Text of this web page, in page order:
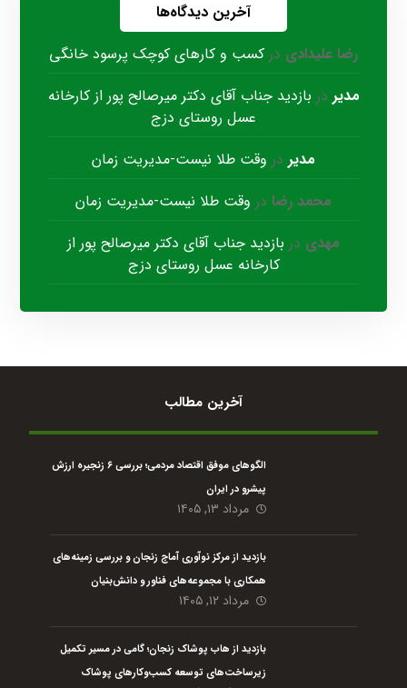
آخرین دیدگاه‌ها
رضا علیدادی در کسب و کارهای کوچک پرسود خانگی
مدیر در بازدید جناب آقای دکتر میرصالح پور از کارخانه
عسل روستای دزج
مدیر در وقت طلا نیست-مدیریت زمان
محمد رضا در وقت طلا نیست-مدیریت زمان
مهدی در بازدید جناب آقای دکتر میرصالح پور از
کارخانه عسل روستای دزج
آخرین مطالب
الگوهای موفق اقتصاد مردمی؛ بررسی ۶ زنجیره ارزش
پیشرو در ایران
مرداد ۱۳, ۱۴۰۵
بازدید از مرکز نوآوری آماج زنجان و بررسی زمینه‌های
همکاری با مجموعه‌های فناور و دانش‌بنیان
مرداد ۱۲, ۱۴۰۵
بازدید از هاب پوشاک زنجان؛ گامی در مسیر تکمیل
زیرساخت‌های توسعه کسب‌وکارهای پوشاک